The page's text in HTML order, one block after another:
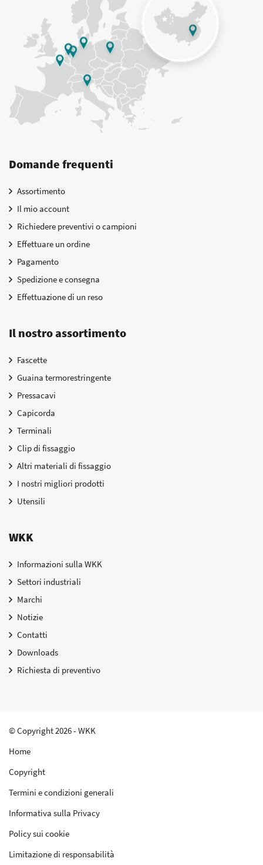
Domande frequenti
Assortimento
Il mio account
Richiedere preventivi o campioni
Effettuare un ordine
Pagamento
Spedizione e consegna
Effettuazione di un reso
Il nostro assortimento
Fascette
Guaina termorestringente
Pressacavi
Capicorda
Terminali
Clip di fissaggio
Altri materiali di fissaggio
I nostri migliori prodotti
Utensili
WKK
Informazioni sulla WKK
Settori industriali
Marchi
Notizie
Contatti
Downloads
Richiesta di preventivo
© Copyright 2026 - WKK
Home
Copyright
Termini e condizioni generali
Informativa sulla Privacy
Policy sui cookie
Limitazione di responsabilità